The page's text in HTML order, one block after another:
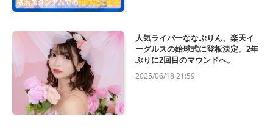
人気ライバーななぷりん、楽天イ
ーグルスの始球式に登板決定。2年
ぶりに2回目のマウンドへ。
2025/06/18 21:59